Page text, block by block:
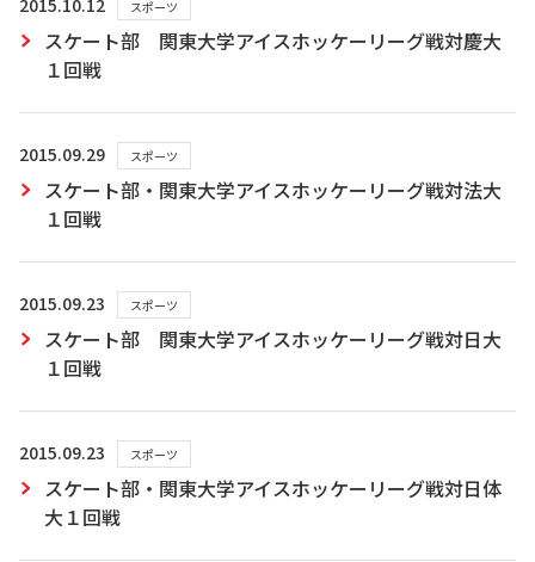
2015.10.12 スポーツ
スケート部 関東大学アイスホッケーリーグ戦対慶大
１回戦
2015.09.29 スポーツ
スケート部・関東大学アイスホッケーリーグ戦対法大
１回戦
2015.09.23 スポーツ
スケート部 関東大学アイスホッケーリーグ戦対日大
１回戦
2015.09.23 スポーツ
スケート部・関東大学アイスホッケーリーグ戦対日体
大１回戦